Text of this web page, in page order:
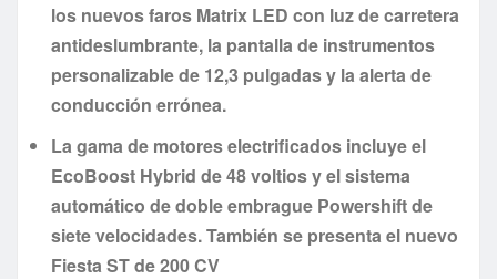
los nuevos faros Matrix LED con luz de carretera
antideslumbrante, la pantalla de instrumentos
personalizable de 12,3 pulgadas y la alerta de
conducción errónea.
La gama de motores electrificados incluye el
EcoBoost Hybrid de 48 voltios y el sistema
automático de doble embrague Powershift de
siete velocidades. También se presenta el nuevo
Fiesta ST de 200 CV